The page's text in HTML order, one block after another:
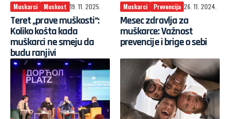
Muskarci Muskost 19. 11. 2025.
Teret „prave muškosti“:
Koliko košta kada
muškarci ne smeju da
budu ranjivi
Muskarci Prevencija 26. 11. 2024.
Mesec zdravlja za
muškarce: Važnost
prevencije i brige o sebi